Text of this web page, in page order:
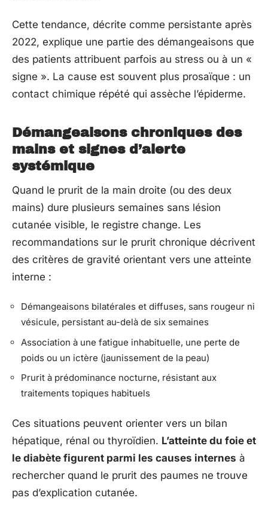
Cette tendance, décrite comme persistante après
2022, explique une partie des démangeaisons que
des patients attribuent parfois au stress ou à un «
signe ». La cause est souvent plus prosaïque : un
contact chimique répété qui assèche l’épiderme.
Démangeaisons chroniques des
mains et signes d’alerte
systémique
Quand le prurit de la main droite (ou des deux
mains) dure plusieurs semaines sans lésion
cutanée visible, le registre change. Les
recommandations sur le prurit chronique décrivent
des critères de gravité orientant vers une atteinte
interne :
Démangeaisons bilatérales et diffuses, sans rougeur ni
vésicule, persistant au-delà de six semaines
Association à une fatigue inhabituelle, une perte de
poids ou un ictère (jaunissement de la peau)
Prurit à prédominance nocturne, résistant aux
traitements topiques habituels
Ces situations peuvent orienter vers un bilan
hépatique, rénal ou thyroïdien. L’atteinte du foie et
le diabète figurent parmi les causes internes à
rechercher quand le prurit des paumes ne trouve
pas d’explication cutanée.